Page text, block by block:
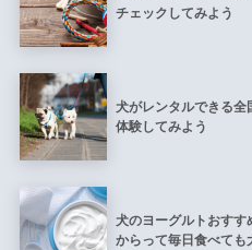
チェックしてみよう
犬がレンタルできる全
体験してみよう
犬のヨーグルトおすす
からって毎日食べても